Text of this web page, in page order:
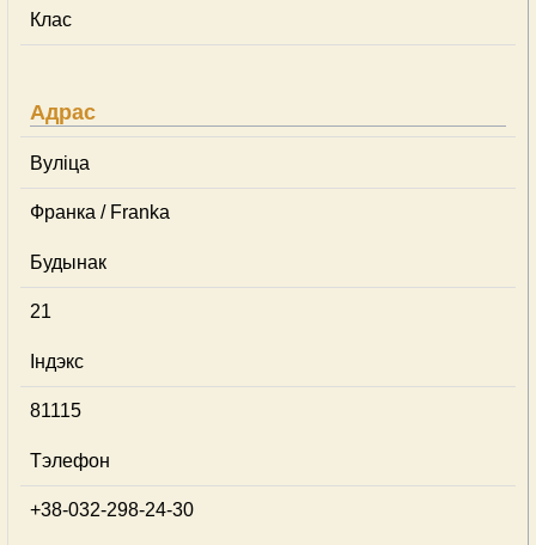
Клас
Адрас
Вуліца
Франка / Franka
Будынак
21
Індэкс
81115
Тэлефон
+38-032-298-24-30